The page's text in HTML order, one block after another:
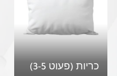
כריות (פעוט 3-5)